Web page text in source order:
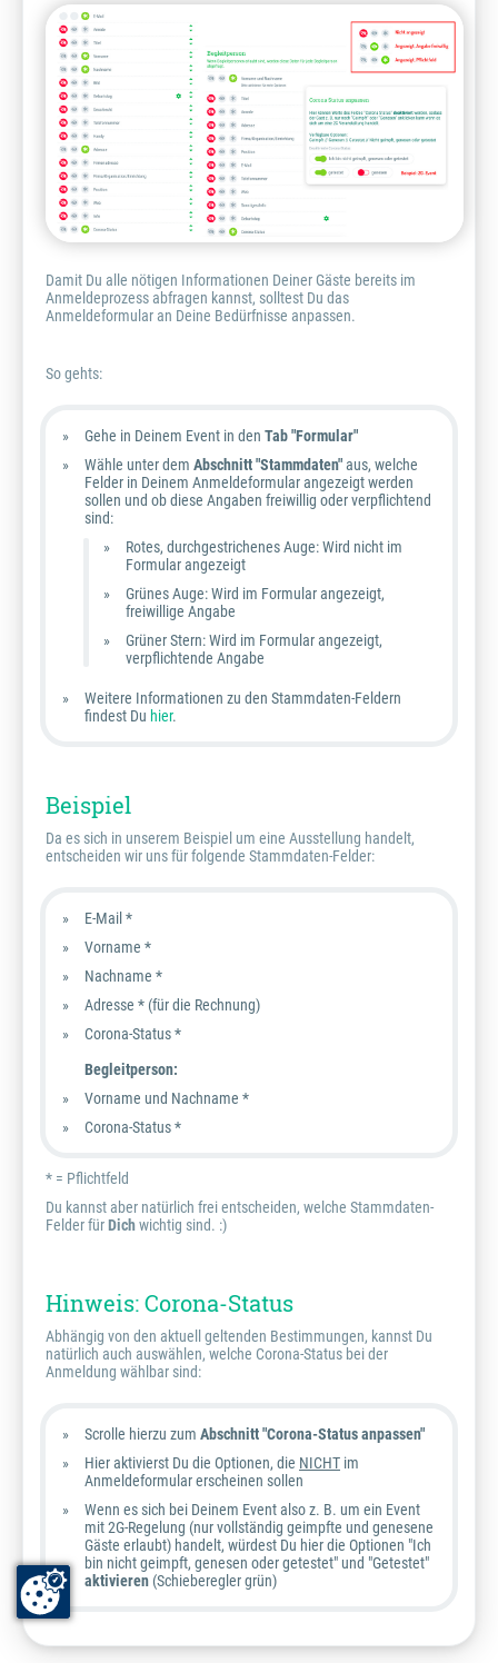
Damit Du alle nötigen Informationen Deiner Gäste bereits im
Anmeldeprozess abfragen kannst, solltest Du das
Anmeldeformular an Deine Bedürfnisse anpassen.
So gehts:
Gehe in Deinem Event in den Tab "Formular"
Wähle unter dem Abschnitt "Stammdaten"aus, welche
Felder in Deinem Anmeldeformular angezeigt werden
sollen und ob diese Angaben freiwillig oder verpflichtend
sind:
Rotes, durchgestrichenes Auge: Wird nicht im
Formular angezeigt
Grünes Auge: Wird im Formular angezeigt,
freiwillige Angabe
Grüner Stern: Wird im Formular angezeigt,
verpflichtende Angabe
Weitere Informationen zu den Stammdaten-Feldern
findest Du hier.
Beispiel
Da es sich in unserem Beispiel um eine Ausstellung handelt,
entscheiden wir uns für folgende Stammdaten-Felder:
E-Mail *
Vorname *
Nachname *
Adresse * (für die Rechnung)
Corona-Status *
Begleitperson:
Vorname und Nachname *
Corona-Status *
* = Pflichtfeld
Du kannst aber natürlich frei entscheiden, welche Stammdaten-
Felder fürDichwichtig sind. :)
Hinweis: Corona-Status
Abhängig von den aktuell geltenden Bestimmungen, kannst Du
natürlich auch auswählen, welche Corona-Status bei der
Anmeldung wählbar sind:
Scrolle hierzu zum Abschnitt "Corona-Status anpassen"
Hier aktivierst Du die Optionen, die NICHT im
Anmeldeformular erscheinen sollen
Wenn es sich bei Deinem Event also z. B. um ein Event
mit 2G-Regelung (nur vollständig geimpfte und genesene
Gäste erlaubt) handelt, würdest Du hier die Optionen "Ich
bin nicht geimpft, genesen oder getestet" und "Getestet"
aktivieren (Schieberegler grün)